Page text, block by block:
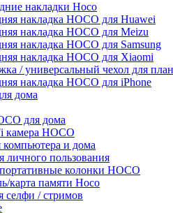
накладки Hoco
накладка HOCO для Huawei
накладка HOCO для Meizu
накладка HOCO для Samsung
накладка HOCO для Xiaomi
/ универсальный чехол для
накладка HOCO для iPhone
дома
для дома
камера HOCO
компьютера и дома
личного пользования
колонки HOCO
карта памяти Hoco
селфи / стримов